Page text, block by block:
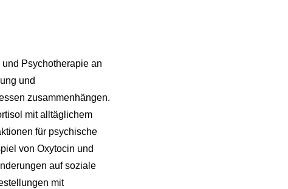
Psychotherapie an
und
zusammenhängen.
mit alltäglichem
für psychische
von Oxytocin und
auf soziale
mit